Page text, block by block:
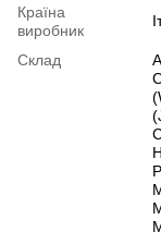
Країна
виробник
Склад